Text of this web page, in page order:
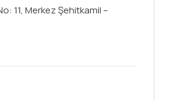
11, Merkez Şehitkamil –